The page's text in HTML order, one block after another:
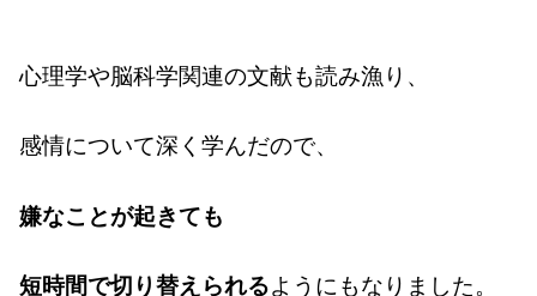
心理学や脳科学関連の文献も読み漁り、
感情について深く学んだので、
嫌なことが起きても
短時間で切り替えられるようにもなりました。